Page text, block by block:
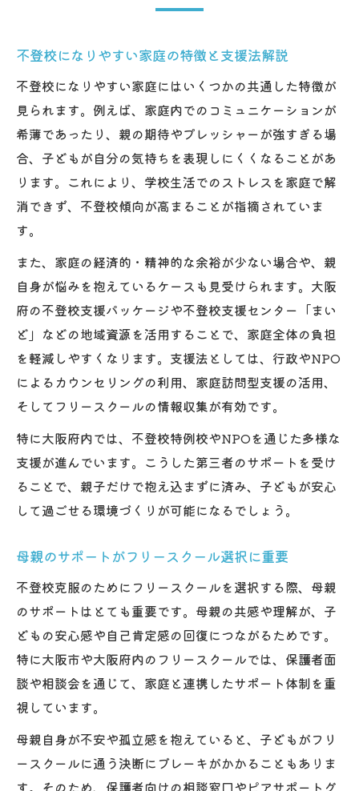
不登校になりやすい家庭の特徴と支援法解説
不登校になりやすい家庭にはいくつかの共通した特徴が
見られます。例えば、家庭内でのコミュニケーションが
希薄であったり、親の期待やプレッシャーが強すぎる場
合、子どもが自分の気持ちを表現しにくくなることがあ
ります。これにより、学校生活でのストレスを家庭で解
消できず、不登校傾向が高まることが指摘されていま
す。
また、家庭の経済的・精神的な余裕が少ない場合や、親
自身が悩みを抱えているケースも見受けられます。大阪
府の不登校支援パッケージや不登校支援センター「まい
ど」などの地域資源を活用することで、家庭全体の負担
を軽減しやすくなります。支援法としては、行政やNPO
によるカウンセリングの利用、家庭訪問型支援の活用、
そしてフリースクールの情報収集が有効です。
特に大阪府内では、不登校特例校やNPOを通じた多様な
支援が進んでいます。こうした第三者のサポートを受け
ることで、親子だけで抱え込まずに済み、子どもが安心
して過ごせる環境づくりが可能になるでしょう。
母親のサポートがフリースクール選択に重要
不登校克服のためにフリースクールを選択する際、母親
のサポートはとても重要です。母親の共感や理解が、子
どもの安心感や自己肯定感の回復につながるためです。
特に大阪市や大阪府内のフリースクールでは、保護者面
談や相談会を通じて、家庭と連携したサポート体制を重
視しています。
母親自身が不安や孤立感を抱えていると、子どもがフリ
ースクールに通う決断にブレーキがかかることもありま